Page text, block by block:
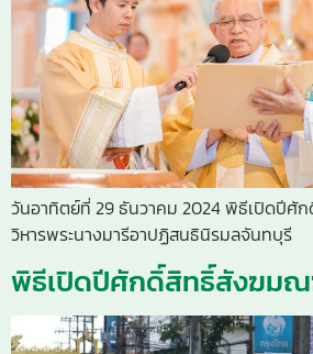
วันอาทิตย์ที่ 29 ธันวาคม 2024 พิธีเปิดปีศั
วิหารพระนางมารีอาปฏิสนธินิรมลจันทบุรี
พิธีเปิดปีศักดิ์สิทธิ์สังฆมณ